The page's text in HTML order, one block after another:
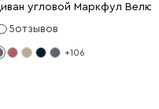
угловой Маркфул
5отзывов
+106